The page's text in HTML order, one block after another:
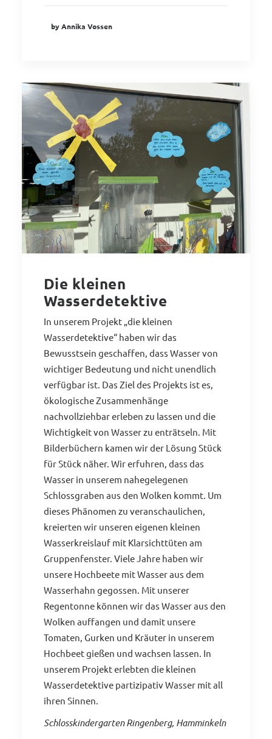
by Annika Vossen
Die kleinen
Wasserdetektive
In unserem Projekt „die kleinen
Wasserdetektive“ haben wir das
Bewusstsein geschaffen, dass Wasser von
wichtiger Bedeutung und nicht unendlich
verfügbar ist. Das Ziel des Projekts ist es,
ökologische Zusammenhänge
nachvollziehbar erleben zu lassen und die
Wichtigkeit von Wasser zu enträtseln. Mit
Bilderbüchern kamen wir der Lösung Stück
für Stück näher. Wir erfuhren, dass das
Wasser in unserem nahegelegenen
Schlossgraben aus den Wolken kommt. Um
dieses Phänomen zu veranschaulichen,
kreierten wir unseren eigenen kleinen
Wasserkreislauf mit Klarsichttüten am
Gruppenfenster. Viele Jahre haben wir
unsere Hochbeete mit Wasser aus dem
Wasserhahn gegossen. Mit unserer
Regentonne können wir das Wasser aus den
Wolken auffangen und damit unsere
Tomaten, Gurken und Kräuter in unserem
Hochbeet gießen und wachsen lassen. In
unserem Projekt erlebten die kleinen
Wasserdetektive partizipativ Wasser mit all
ihren Sinnen.
Schlosskindergarten Ringenberg, Hamminkeln